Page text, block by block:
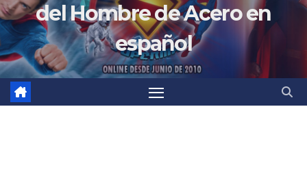
del Hombre de Acero en
español